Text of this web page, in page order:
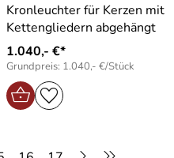
Kronleuchter für Kerzen mit
Kettengliedern abgehängt
1.040,- €*
Grundpreis: 1.040,- €/Stück